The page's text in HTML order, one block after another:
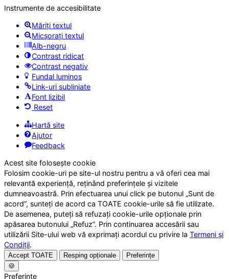
Instrumente de accesibilitate
Măriți textul
Micșorați textul
Alb-negru
Contrast ridicat
Contrast negativ
Fundal luminos
Link-uri subliniate
Font lizibil
Reset
Hartă site
Ajutor
Feedback
Acest site folosește cookie
Folosim cookie-uri pe site-ul nostru pentru a vă oferi cea mai
relevantă experiență, reținând preferințele și vizitele
dumneavoastră. Prin efectuarea unui click pe butonul „Sunt de
acord”, sunteți de acord ca TOATE cookie-urile să fie utilizate.
De asemenea, puteți să refuzați cookie-urile opționale prin
apăsarea butonului „Refuz”. Prin continuarea accesării sau
utilizării Site-ului web vă exprimați acordul cu privire la Termeni și
Condiții.
Accept TOATE Resping opționale
Preferințe
🍪
Preferințe